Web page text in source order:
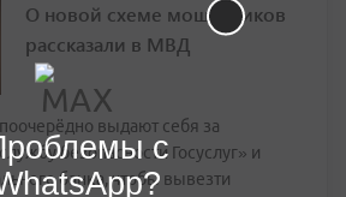
О новой схеме мошенников
рассказали в МВД
выдают себя за
безопасности Госуслуг» и
банка, чтобы вывезти
с